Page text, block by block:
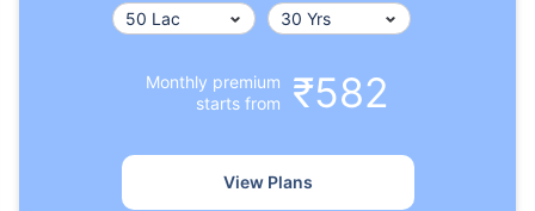
Monthly premium
starts from
₹582
View Plans